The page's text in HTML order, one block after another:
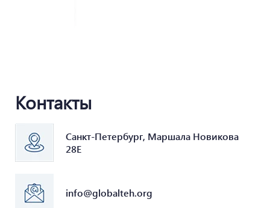
Контакты
Санкт-Петербург, Маршала Новикова
28Е
info@globalteh.org